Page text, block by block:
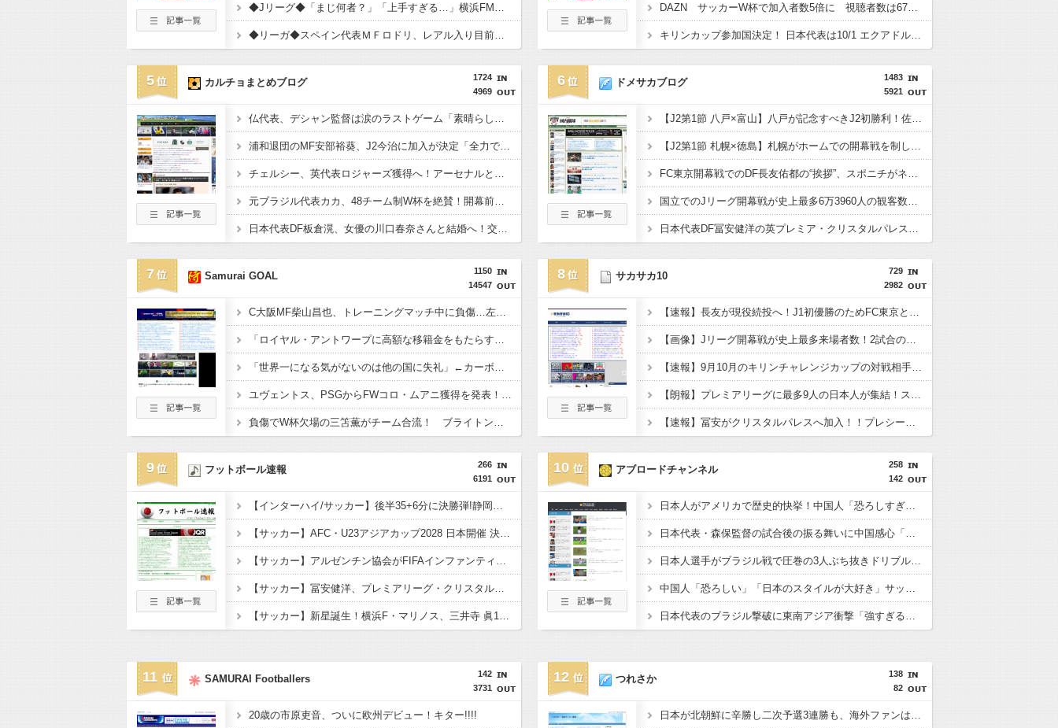
◆Jリーグ◆「まじ何者？」「上手すぎる…」横浜FMの16歳超逸材が開幕Jデビュー戦で魅せた“衝撃プレー”にSNS騒然！「すごい才能」
◆リーガ◆スペイン代表ＭＦロドリ、レアル入り目前から一転、バルサ加入へ 現地メディア伝える ４年契約で年俸５５億円準備
DAZN サッカーW杯で加入者数5倍に 視聴者数は6700万人 総視聴数も4億超え
キリンカップ参加国決定！ 日本代表は10/1 エクアドル（TBS）10/5 パナマかニュージーランド（テレ朝）と対戦
5
1724
4969
カルチョまとめブログ
仏代表、デシャン監督は涙のラストゲーム「素晴らしい冒険だった」 来週にもジダン新監督が就任へ
浦和退団のMF安部裕葵、J2今治に加入が決定「全力で頑張ります」（関連まとめ）
チェルシー、英代表ロジャーズ獲得へ！アーセナルとの争奪戦を制す 移籍金は英国人史上最高額の1億1700万ポンド（約256億円）
元ブラジル代表カカ、48チーム制W杯を絶賛！開幕前の不安を一蹴「多すぎると思っていたが退屈な試合は一つもなかった」
日本代表DF板倉滉、女優の川口春奈さんと結婚へ！交際１年、W杯を終え決断（関連まとめ）
6
1483
5921
ドメサカブログ
【J2第1節 八戸×富山】八戸が記念すべきJ2初勝利！佐藤祐太の無回転ミドル＆ドライブシュートで富山を破る
【J2第1節 札幌×徳島】札幌がホームでの開幕戦を制し5年ぶり白星発進！新加入のペイショットが1G1Aの活躍
FC東京開幕戦でのDF長友佑都の“挨拶”、スポニチがネタバレ報道
国立でのJリーグ開幕戦が史上最多6万3960人の観客数！地上波中継＆劇的な試合展開でSNSでも話題に
日本代表DF冨安健洋の英プレミア・クリスタルパレス加入が正式決定 鎌田大地とチームメイトに
7
1150
14547
Samurai GOAL
C大阪MF柴山昌也、トレーニングマッチ中に負傷…左ひざ複合じん帯損傷と診断
「ロイヤル・アントワープに高額な移籍金をもたらす可能性のある選手の一人だ」
「世界一になる気がないのは他の国に失礼」←カーボベルデ見ても同じこと言えるのか？
ユヴェントス、PSGからFWコロ・ムアニ獲得を発表！ 背番号は「9」に決定
負傷でW杯欠場の三笘薫がチーム合流！ ブライトン指揮官「戻ってきた」
8
729
2982
サカサカ10
【速報】長友が現役続投へ！J1初優勝のためFC東京と再契約
【画像】Jリーグ開幕戦が史上最多来場者数！2試合の試合結果が同じスコアにwwwwww
【速報】9月10月のキリンチャレンジカップの対戦相手がこちら！W杯出場国と対戦へ
【朗報】プレミアリーグに最多9人の日本人が集結！スタメン出場の選手は意外と少なそう？
【速報】冨安がクリスタルパレスへ加入！！プレシーズン参加から本契約へ！
9
266
6191
フットボール速報
【インターハイ/サッカー】後半35+6分に決勝弾!静岡学園が初、静岡県勢30年ぶりの日本一! 近大附高 1-2 静岡学園高
【サッカー】AFC・U23アジアカップ2028 日本開催 決定！ 2028年 ロス五輪予選も兼ねる
【サッカー】アルゼンチン協会がFIFAインファンティーノ会長への支持を表明 “W杯売却計画”にも言及 「過ちを認めたことは特筆すべき」
【サッカー】冨安健洋、プレミアリーグ・クリスタルパレス加入を発表！ 背番号17「望んでいた場所」 鎌田大地と同僚に
【サッカー】新星誕生！横浜F・マリノス、三井寺 眞16歳4カ月5日ゴール 全３得点絡む！ 今春 中学を卒業したばかり
10
258
142
アブロードチャンネル
日本人がアメリカで歴史的快挙！中国人「恐ろしすぎる」「人間にこんなことが可能なのか？」「サッカーで例えるなら…」【海外の反応】
日本代表・森保監督の試合後の振る舞いに中国感心「親しみやすくて有能」「謙虚で礼儀正しい」【海外の反応】
日本人選手がブラジル戦で圧巻の3人ぶち抜きドリブル！中国人「バケモンだ」「風のような男」【海外の反応】
中国人「恐ろしい」「日本のスタイルが大好き」サッカー日本代表のブラジル戦初勝利に中国驚嘆【海外の反応】
日本代表のブラジル撃破に東南アジア衝撃「強すぎる「韓国は日本を見習わないと」「アジアは彼らにとって狭すぎる」【海外の反応】
11
142
3731
SAMURAI Footballers
20歳の市原吏音、ついに欧州デビュー！キター!!!!
12
138
82
つれさか
日本が北朝鮮に辛勝し二次予選3連勝も、海外ファンは采配に辛辣「おそろしい内容の後半」「今日の森保はチキン」